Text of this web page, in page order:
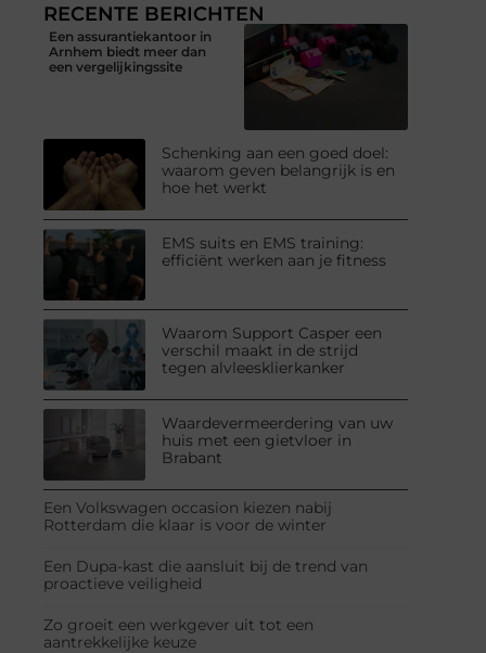
RECENTE BERICHTEN
Een assurantiekantoor in
Arnhem biedt meer dan
een vergelijkingssite
Schenking aan een goed doel:
waarom geven belangrijk is en
hoe het werkt
EMS suits en EMS training:
efficiënt werken aan je fitness
Waarom Support Casper een
verschil maakt in de strijd
tegen alvleesklierkanker
Waardevermeerdering van uw
huis met een gietvloer in
Brabant
Een Volkswagen occasion kiezen nabij
Rotterdam die klaar is voor de winter
Een Dupa-kast die aansluit bij de trend van
proactieve veiligheid
Zo groeit een werkgever uit tot een
aantrekkelijke keuze